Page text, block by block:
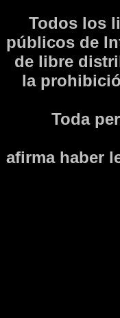
Todos los
públicos de
de libre
la
Toda
afirma haber